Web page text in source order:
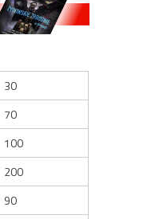
30
70
100
200
90